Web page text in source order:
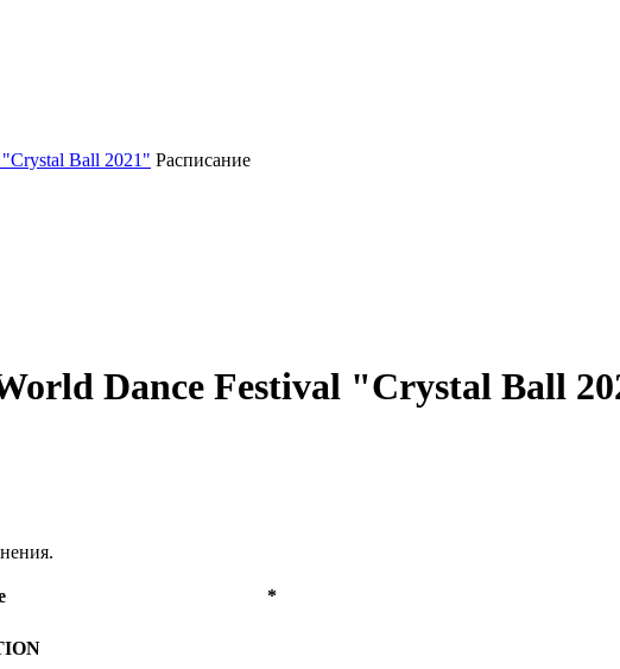
"Crystal Ball 2021" Расписание
Dance Festival "Crystal Ball
*